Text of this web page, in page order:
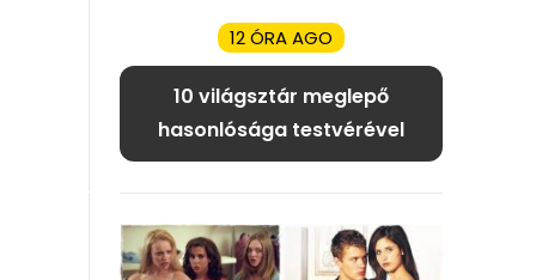
12 ÓRA AGO
10 világsztár meglepő
hasonlósága testvérével